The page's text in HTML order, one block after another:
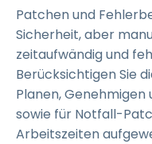
Patchen und
Sicherheit, aber
zeitaufwändig und
Berücksichtigen Sie
Planen,
sowie für Notfall-
Arbeitszeiten